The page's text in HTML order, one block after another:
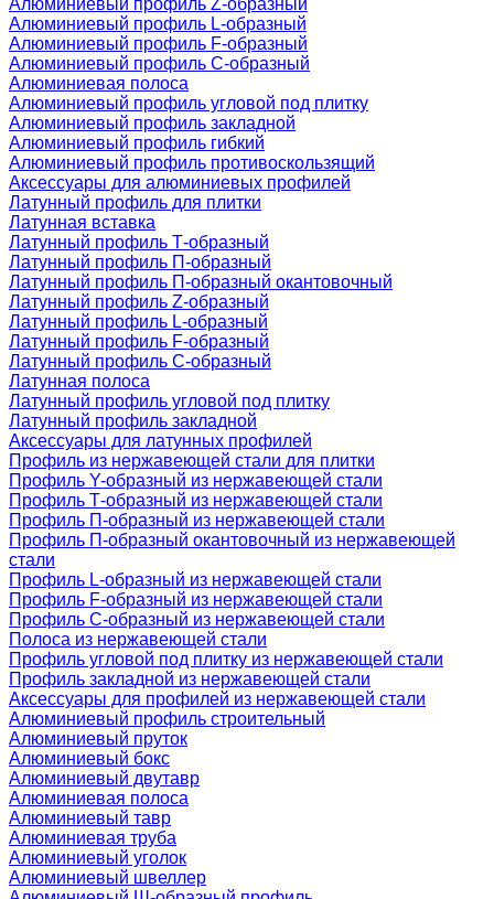
Алюминиевый профиль Z-образный
Алюминиевый профиль L-образный
Алюминиевый профиль F-образный
Алюминиевый профиль C-образный
Алюминиевая полоса
Алюминиевый профиль угловой под плитку
Алюминиевый профиль закладной
Алюминиевый профиль гибкий
Алюминиевый профиль противоскользящий
Аксессуары для алюминиевых профилей
Латунный профиль для плитки
Латунная вставка
Латунный профиль Т-образный
Латунный профиль П-образный
Латунный профиль П-образный окантовочный
Латунный профиль Z-образный
Латунный профиль L-образный
Латунный профиль F-образный
Латунный профиль C-образный
Латунная полоса
Латунный профиль угловой под плитку
Латунный профиль закладной
Аксессуары для латунных профилей
Профиль из нержавеющей стали для плитки
Профиль Y-образный из нержавеющей стали
Профиль Т-образный из нержавеющей стали
Профиль П-образный из нержавеющей стали
Профиль П-образный окантовочный из нержавеющей
стали
Профиль L-образный из нержавеющей стали
Профиль F-образный из нержавеющей стали
Профиль C-образный из нержавеющей стали
Полоса из нержавеющей стали
Профиль угловой под плитку из нержавеющей стали
Профиль закладной из нержавеющей стали
Аксессуары для профилей из нержавеющей стали
Алюминиевый профиль строительный
Алюминиевый пруток
Алюминиевый бокс
Алюминиевый двутавр
Алюминиевая полоса
Алюминиевый тавр
Алюминиевая труба
Алюминиевый уголок
Алюминиевый швеллер